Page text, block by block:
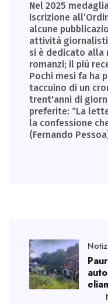
Nel 2025
iscrizione
alcune
attività
si è dedicato alla
romanzi; il più
Pochi mesi fa ha
taccuino di un
trent'anni di
preferite: “La
la confessione
(Fernando